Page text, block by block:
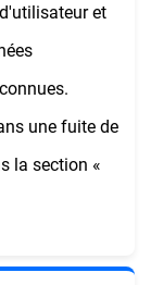
et
une fuite de
la section «